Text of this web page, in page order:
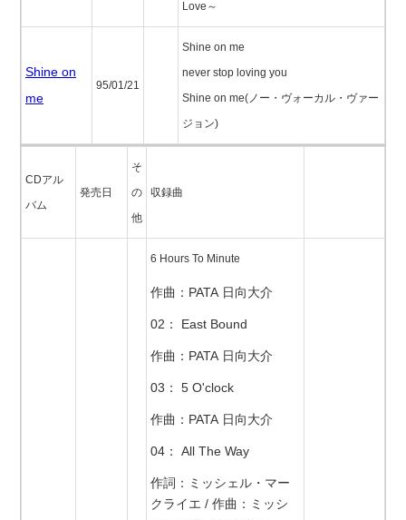
Love～
Shine on
me
95/01/21
Shine on me
never stop loving you
Shine on me(ノー・ヴォーカル・ヴァー
ジョン)
CDアル
バム
発売日
そ
の
他
収録曲
6 Hours To Minute
作曲：PATA 日向大介
02： East Bound
作曲：PATA 日向大介
03： 5 O'clock
作曲：PATA 日向大介
04： All The Way
作詞：ミッシェル・マー
クライエ / 作曲：ミッシ